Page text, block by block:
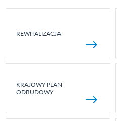
REWITALIZACJA
KRAJOWY PLAN
ODBUDOWY